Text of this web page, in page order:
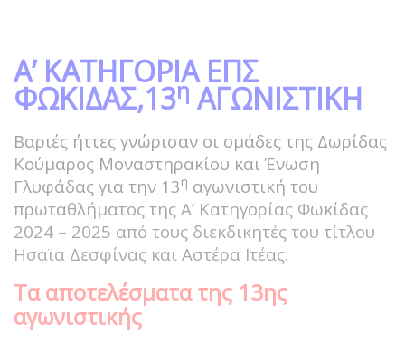
Α’ ΚΑΤΗΓΟΡΙΑ ΕΠΣ
ΦΩΚΙΔΑΣ,13η ΑΓΩΝΙΣΤΙΚΗ
Βαριές ήττες γνώρισαν οι ομάδες της Δωρίδας
Κούμαρος Μοναστηρακίου και Ένωση
Γλυφάδας για την 13η αγωνιστική του
πρωταθλήματος της Α’ Κατηγορίας Φωκίδας
2024 – 2025 από τους διεκδικητές του τίτλου
Ησαϊα Δεσφίνας και Αστέρα Ιτέας.
Τα αποτελέσματα της 13ης
αγωνιστικής